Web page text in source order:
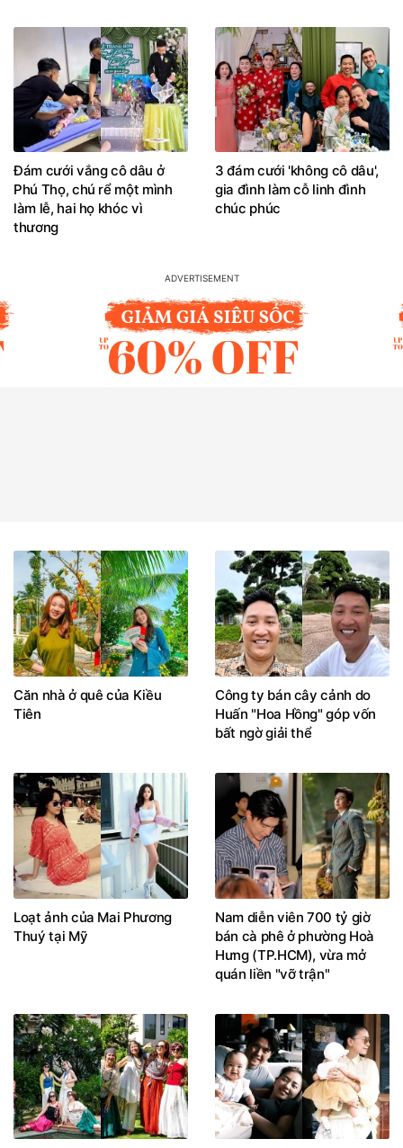
Đám cưới vắng cô dâu ở
Phú Thọ, chú rể một mình
làm lễ, hai họ khóc vì
thương
3 đám cưới 'không cô dâu',
gia đình làm cỗ linh đình
chúc phúc
Căn nhà ở quê của Kiều
Tiên
Công ty bán cây cảnh do
Huấn "Hoa Hồng" góp vốn
bất ngờ giải thể
Loạt ảnh của Mai Phương
Thuý tại Mỹ
Nam diễn viên 700 tỷ giờ
bán cà phê ở phường Hoà
Hưng (TP.HCM), vừa mở
quán liền "vỡ trận"